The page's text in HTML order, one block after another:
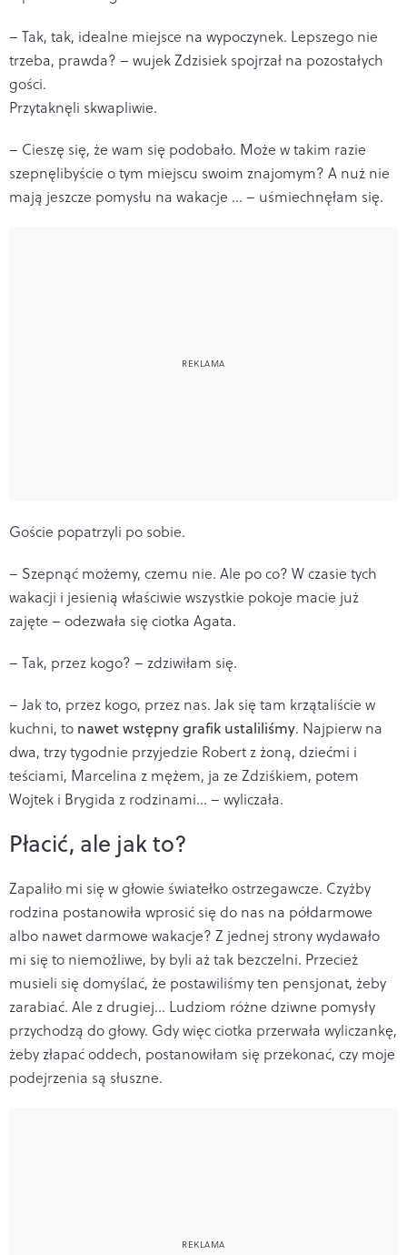
– Tak, tak, idealne miejsce na wypoczynek. Lepszego nie
trzeba, prawda? – wujek Zdzisiek spojrzał na pozostałych
gości.
Przytaknęli skwapliwie.
– Cieszę się, że wam się podobało. Może w takim razie
szepnęlibyście o tym miejscu swoim znajomym? A nuż nie
mają jeszcze pomysłu na wakacje … – uśmiechnęłam się.
Goście popatrzyli po sobie.
– Szepnąć możemy, czemu nie. Ale po co? W czasie tych
wakacji i jesienią właściwie wszystkie pokoje macie już
zajęte – odezwała się ciotka Agata.
– Tak, przez kogo? – zdziwiłam się.
– Jak to, przez kogo, przez nas. Jak się tam krzątaliście w
kuchni, to nawet wstępny grafik ustaliliśmy. Najpierw na
dwa, trzy tygodnie przyjedzie Robert z żoną, dziećmi i
teściami, Marcelina z mężem, ja ze Zdziśkiem, potem
Wojtek i Brygida z rodzinami… – wyliczała.
Płacić, ale jak to?
Zapaliło mi się w głowie światełko ostrzegawcze. Czyżby
rodzina postanowiła wprosić się do nas na półdarmowe
albo nawet darmowe wakacje? Z jednej strony wydawało
mi się to niemożliwe, by byli aż tak bezczelni. Przecież
musieli się domyślać, że postawiliśmy ten pensjonat, żeby
zarabiać. Ale z drugiej… Ludziom różne dziwne pomysły
przychodzą do głowy. Gdy więc ciotka przerwała wyliczankę,
żeby złapać oddech, postanowiłam się przekonać, czy moje
podejrzenia są słuszne.